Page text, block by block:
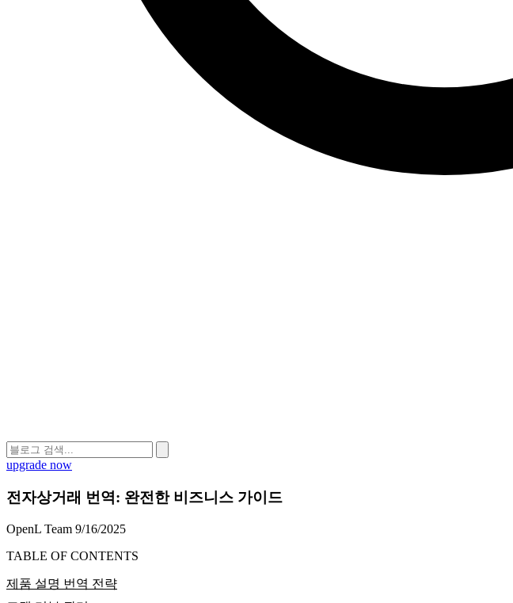
upgrade now
전자상거래 번역: 완전한 비즈니스 가이드
OpenL Team 9/16/2025
TABLE OF CONTENTS
제품 설명 번역 전략